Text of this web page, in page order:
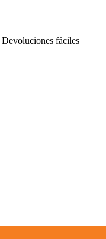
Devoluciones fáciles